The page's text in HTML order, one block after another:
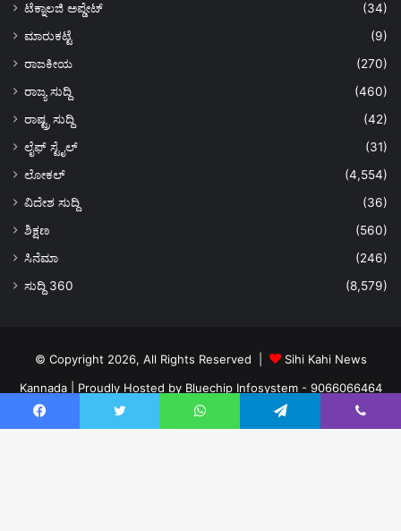
ಟೆಕ್ನಾಲಜಿ ಅಪ್ಡೇಟ್
(34)
ಮಾರುಕಟ್ಟೆ
(9)
ರಾಜಕೀಯ
(270)
ರಾಜ್ಯ ಸುದ್ದಿ
(460)
ರಾಷ್ಟ್ರ ಸುದ್ದಿ
(42)
ಲೈಫ್ ಸ್ಟೈಲ್
(31)
ಲೋಕಲ್
(4,554)
ವಿದೇಶ ಸುದ್ದಿ
(36)
ಶಿಕ್ಷಣ
(560)
ಸಿನೆಮಾ
(246)
ಸುದ್ದಿ 360
(8,579)
© Copyright 2026, All Rights Reserved |
Sihi Kahi News
Kannada| Proudly Hosted by Bluechip Infosystem - 9066066464
About US
Privacy Policy Ads Policy
Terms and Conditions
Facebook Twitter WhatsApp Telegram Viber